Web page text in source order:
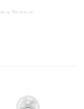
trọng
với màu đen sang
quạt không chỉ giúp
nhấn thẩm mỹ,
tế hơn.